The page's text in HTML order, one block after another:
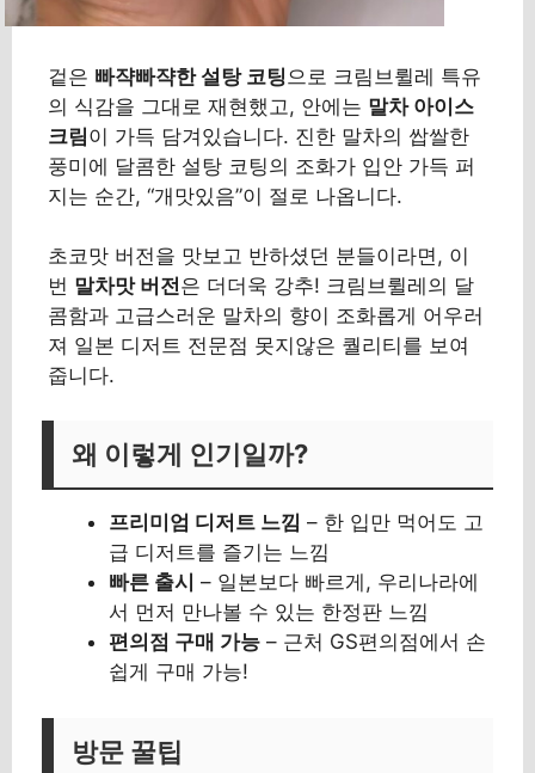
겉은 빠쟉빠쟉한 설탕 코팅으로 크림브륄레 특유
의 식감을 그대로 재현했고, 안에는 말차 아이스
크림이 가득 담겨있습니다. 진한 말차의 쌉쌀한
풍미에 달콤한 설탕 코팅의 조화가 입안 가득 퍼
지는 순간, “개맛있음”이 절로 나옵니다.
초코맛 버전을 맛보고 반하셨던 분들이라면, 이
번 말차맛 버전은 더더욱 강추! 크림브륄레의 달
콤함과 고급스러운 말차의 향이 조화롭게 어우러
져 일본 디저트 전문점 못지않은 퀄리티를 보여
줍니다.
왜 이렇게 인기일까?
프리미엄 디저트 느낌 – 한 입만 먹어도 고
급 디저트를 즐기는 느낌
빠른 출시 – 일본보다 빠르게, 우리나라에
서 먼저 만나볼 수 있는 한정판 느낌
편의점 구매 가능 – 근처 GS편의점에서 손
쉽게 구매 가능!
방문 꿀팁